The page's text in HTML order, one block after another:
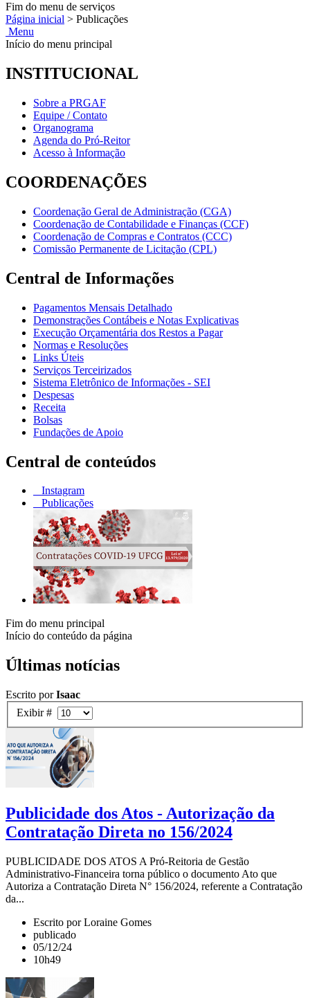
Fim do menu de serviços
Página inicial > Publicações
Menu
Início do menu principal
INSTITUCIONAL
Sobre a PRGAF
Equipe / Contato
Organograma
Agenda do Pró-Reitor
Acesso à Informação
COORDENAÇÕES
Coordenação Geral de Administração (CGA)
Coordenação de Contabilidade e Finanças (CCF)
Coordenação de Compras e Contratos (CCC)
Comissão Permanente de Licitação (CPL)
Central de Informações
Pagamentos Mensais Detalhado
Demonstrações Contábeis e Notas Explicativas
Execução Orçamentária dos Restos a Pagar
Normas e Resoluções
Links Úteis
Serviços Terceirizados
Sistema Eletrônico de Informações - SEI
Despesas
Receita
Bolsas
Fundações de Apoio
Central de conteúdos
Instagram
Publicações
Fim do menu principal
Início do conteúdo da página
Últimas notícias
Escrito porIsaac
Exibir #
Publicidade dos Atos - Autorização da
Contratação Direta no 156/2024
PUBLICIDADE DOS ATOS A Pró-Reitoria de Gestão
Administrativo-Financeira torna público o documento Ato que
Autoriza a Contratação Direta N° 156/2024, referente a Contratação
da...
Escrito por Loraine Gomes
publicado
05/12/24
10h49